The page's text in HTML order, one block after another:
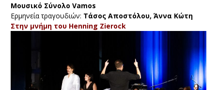
Μουσικό Σύνολο Vamos
Ερμηνεία τραγουδιών: Τάσος Αποστόλου, Άννα Κώτη
Στην μνήμη του Henning Zierock